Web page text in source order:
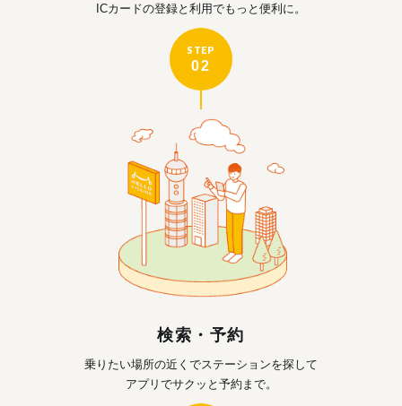
ICカードの登録と利用でもっと便利に。
STEP
02
検索・予約
乗りたい場所の近くでステーションを探して
アプリでサクッと予約まで。